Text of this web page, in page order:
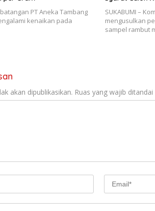
batangan PT Aneka Tambang
kenaikan pada
SUKABUMI –
mengusulkan
sampel rambut
akan dipublikasikan. Ruas yang wajib ditandai